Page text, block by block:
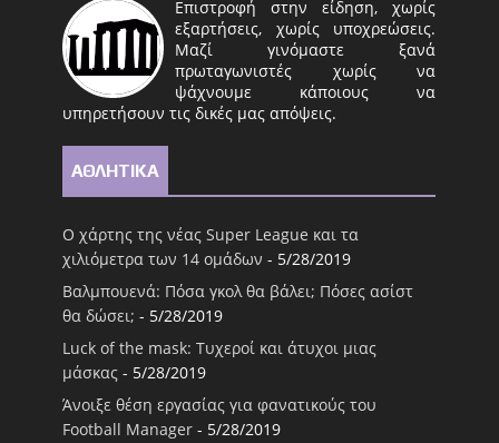
Επιστροφή στην είδηση, χωρίς
εξαρτήσεις, χωρίς υποχρεώσεις.
Μαζί γινόμαστε ξανά
πρωταγωνιστές χωρίς να
ψάχνουμε κάποιους να
υπηρετήσουν τις δικές μας απόψεις.
ΑΘΛΗΤΙΚΑ
Ο χάρτης της νέας Super League και τα
χιλιόμετρα των 14 ομάδων - 5/28/2019
Βαλμπουενά: Πόσα γκολ θα βάλει; Πόσες ασίστ
θα δώσει; - 5/28/2019
Luck of the mask: Τυχεροί και άτυχοι μιας
μάσκας - 5/28/2019
Άνοιξε θέση εργασίας για φανατικούς του
Football Μanager - 5/28/2019